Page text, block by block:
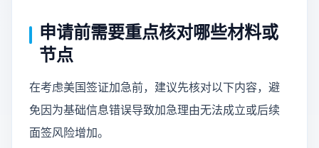
申请前需要重点核对哪些材料或
节点
在考虑美国签证加急前，建议先核对以下内容，避
免因为基础信息错误导致加急理由无法成立或后续
面签风险增加。